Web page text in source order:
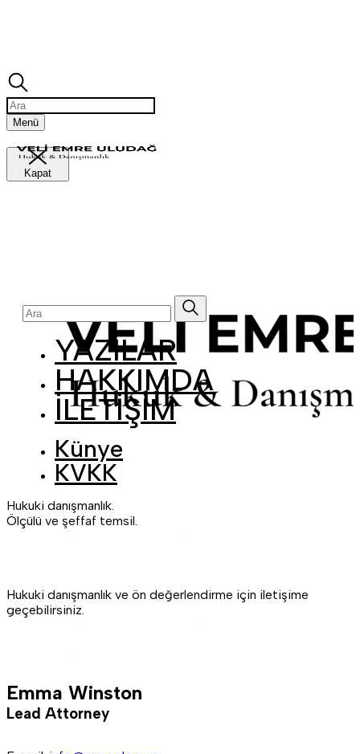
Ara
Menü
Kapat
Ara
YAZILAR
HAKKIMDA
İLETİŞİM
Künye
KVKK
Hukuki danışmanlık.
Ölçülü ve şeffaf temsil.
Hukuki danışmanlık ve ön değerlendirme için iletişime
geçebilirsiniz.
Emma Winston
Lead Attorney